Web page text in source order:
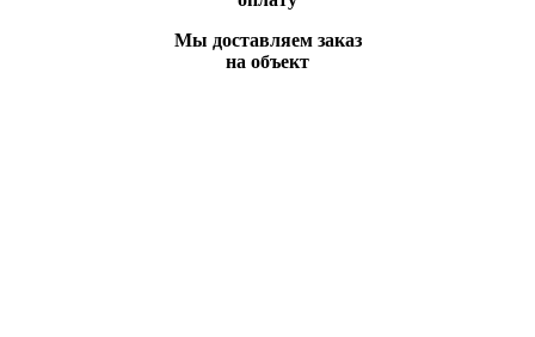
Мы доставляем заказ
на объект